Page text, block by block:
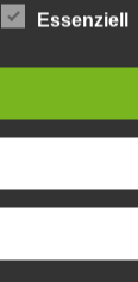
Die
DSGVO). Ein
möglich. Für
Über das
uns zur
oder keine
gesetzliche
unberührt.
Essenziell